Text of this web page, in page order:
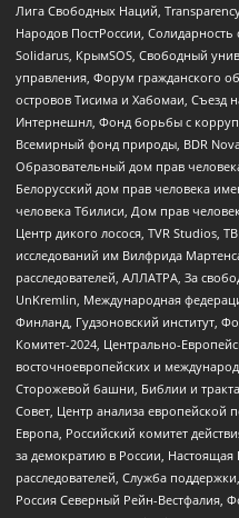
Лига Свободных Наций,
Народов ПостРоссии,
Solidarus, КрымSOS, Свободный
управления, Форум гражданского
островов Тисима и Хабомаи, Съезд
Интернешнл, Фонд борьбы с
Всемирный фонд природы, BDR
Образовательный дом прав
Белорусский дом прав человека
человека Тбилиси, Дом прав
Центр дикого лосося, TVR Studios,
исследований им Вилфрида
расследователей, АЛЛАТРА, За
UnKremlin, Международная
Финланд, Гудзоновский институт,
Комитет-2024, Центрально-
восточноевропейских и
Сторожевой башни, Библии и
Совет, Центр анализа европейской
Европа, Российский комитет
за демократию в России, Настоящая
расследователей, Служба
Россия Северный Рейн-Вестфалия,